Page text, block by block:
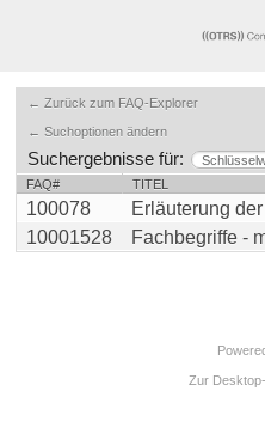
← Zurück zum FAQ-Explorer
← Suchoptionen ändern
Suchergebnisse für:
FAQ#
TITEL
100078
Erläuterung
10001528
Fachbegriffe -
Zur